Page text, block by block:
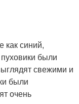
как синий,
были
свежими и
были
очень